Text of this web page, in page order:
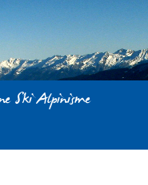
contenu principal
Ski Alpinisme